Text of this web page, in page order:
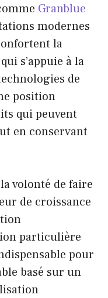
Granblue
modernes
la
s’appuie à la
de
position
qui peuvent
en conservant
volonté de faire
de croissance
particulière
pour
basé sur un